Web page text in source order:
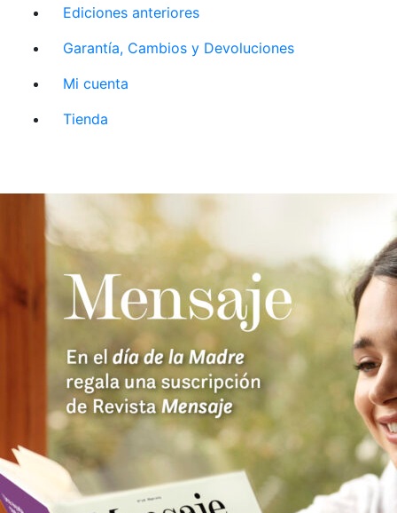
Ediciones anteriores
Garantía, Cambios y Devoluciones
Mi cuenta
Tienda